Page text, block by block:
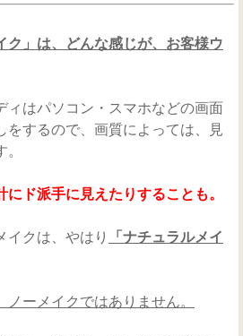
ク」は、どんな感じが、お客様ウ
ィはパソコン・スマホなどの画面
をするので、画質によっては、見
ド派手に見えたりすることも。
イクは、やはり
「ナチュラルメイ
ーメイクではありません。